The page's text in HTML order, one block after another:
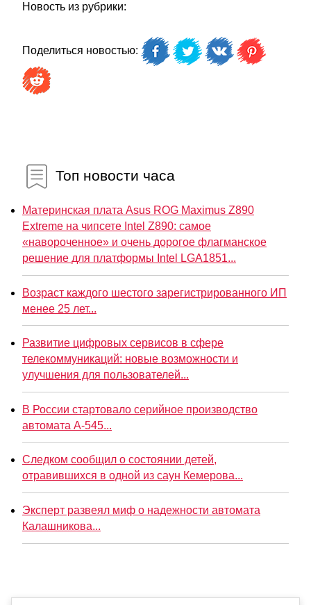
Новость из рубрики:
Поделиться новостью:
Топ новости часа
Материнская плата Asus ROG Maximus Z890
Extreme на чипсете Intel Z890: самое
«навороченное» и очень дорогое флагманское
решение для платформы Intel LGA1851...
Возраст каждого шестого зарегистрированного ИП
менее 25 лет...
Развитие цифровых сервисов в сфере
телекоммуникаций: новые возможности и
улучшения для пользователей...
В России стартовало серийное производство
автомата А-545...
Следком сообщил о состоянии детей,
отравившихся в одной из саун Кемерова...
Эксперт развеял миф о надежности автомата
Калашникова...